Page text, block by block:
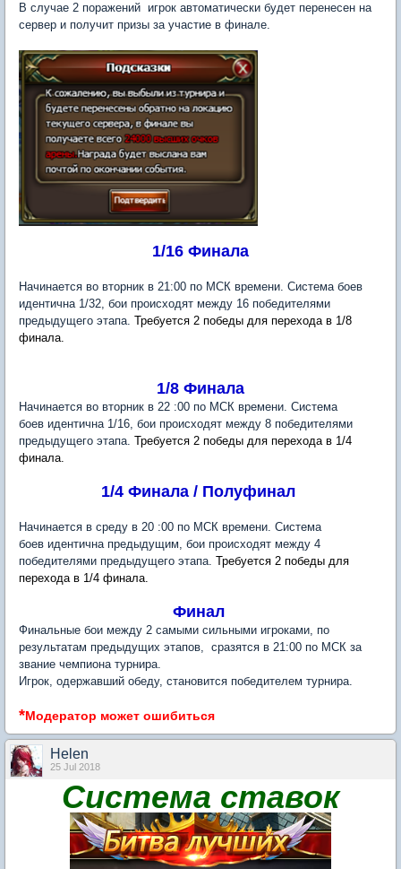
В случае 2 поражений игрок автоматически будет перенесен на
сервер и получит призы за участие в финале.
1/16 Финала
Начинается во вторник в 21:00 по МСК времени. Система боев
идентична 1/32, бои происходят между 16 победителями
предыдущего этапа. Требуется 2 победы для перехода в 1/8
финала.
1/8 Финала
Начинается во вторник в 22 :00 по МСК времени. Система
боев идентична 1/16, бои происходят между 8 победителями
предыдущего этапа. Требуется 2 победы для перехода в 1/4
финала.
1/4 Финала / Полуфинал
Начинается в среду в 20 :00 по МСК времени. Система
боев идентична предыдущим, бои происходят между 4
победителями предыдущего этапа. Требуется 2 победы для
перехода в 1/4 финала.
Финал
Финальные бои между 2 самыми сильными игроками, по
результатам предыдущих этапов, сразятся в 21:00 по МСК за
звание чемпиона турнира.
Игрок, одержавший обеду, становится победителем турнира.
*Модератор может ошибиться
Нelen
25 Jul 2018
Система ставок